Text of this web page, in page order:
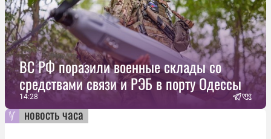
ВС РФ поразили военные склады со
средствами связи и РЭБ в порту Одессы
14:28
новость часа